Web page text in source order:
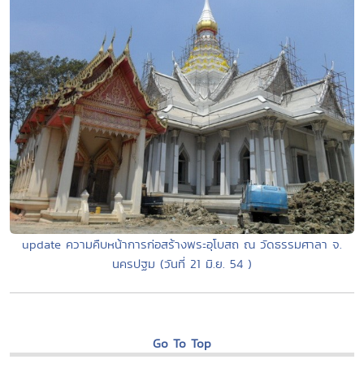
update ความคืบหน้าการก่อสร้างพระอุโบสถ ณ วัดธรรมศาลา จ.
นครปฐม (วันที่ 21 มิ.ย. 54 )
Go To Top